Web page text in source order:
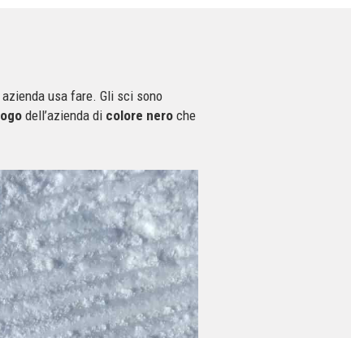
usa fare. Gli sci sono
dell’azienda di colore nero che